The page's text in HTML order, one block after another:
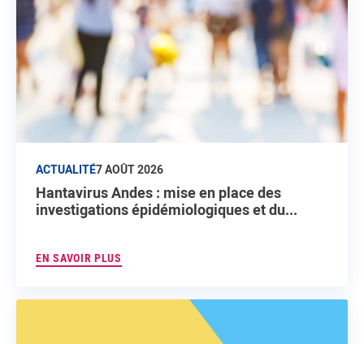
ACTUALITÉ7 AOÛT 2026
Hantavirus Andes : mise en place des
investigations épidémiologiques et du...
EN SAVOIR PLUS